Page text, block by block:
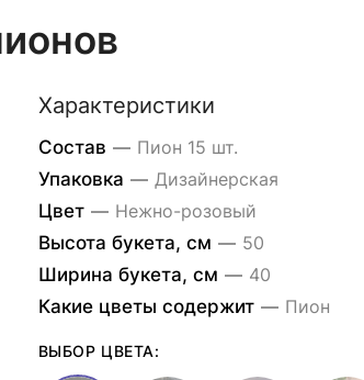
Характеристики
Состав — Пион 15 шт.
Упаковка — Дизайнерская
Цвет — Нежно-розовый
Высота букета, см — 50
Ширина букета, см — 40
Какие цветы содержит — Пион
ВЫБОР ЦВЕТА: